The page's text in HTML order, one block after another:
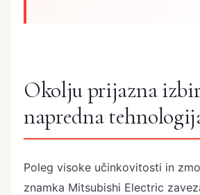
Okolju prijazna
napredna
Poleg visoke učinkovitosti in
znamka Mitsubishi Electric